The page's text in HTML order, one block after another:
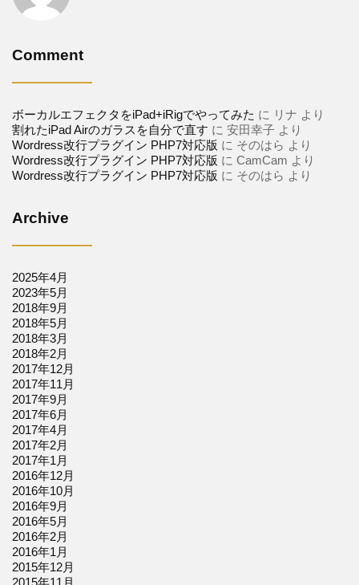
Comment
ボーカルエフェクタをiPad+iRigでやってみた に リナ より
割れたiPad Airのガラスを自分で直す に 安田幸子 より
Wordress改行プラグイン PHP7対応版 に そのはら より
Wordress改行プラグイン PHP7対応版 に CamCam より
Wordress改行プラグイン PHP7対応版 に そのはら より
Archive
2025年4月
2023年5月
2018年9月
2018年5月
2018年3月
2018年2月
2017年12月
2017年11月
2017年9月
2017年6月
2017年4月
2017年2月
2017年1月
2016年12月
2016年10月
2016年9月
2016年5月
2016年2月
2016年1月
2015年12月
2015年11月